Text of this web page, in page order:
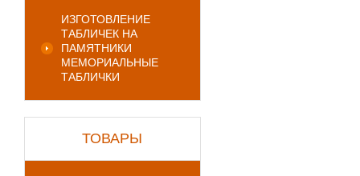
ИЗГОТОВЛЕНИЕ
ТАБЛИЧЕК НА
ПАМЯТНИКИ
МЕМОРИАЛЬНЫЕ
ТАБЛИЧКИ
ТОВАРЫ